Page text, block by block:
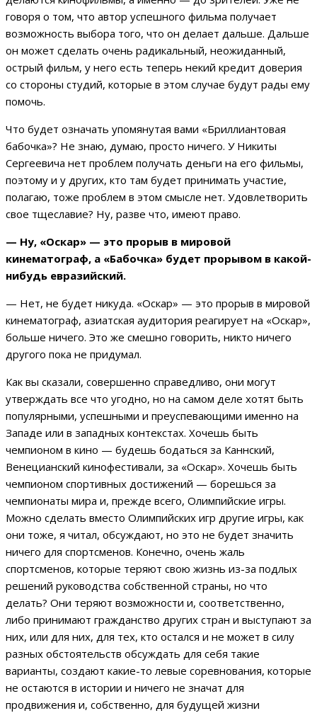
говоря о том, что автор успешного фильма получает
возможность выбора того, что он делает дальше. Дальше
он может сделать очень радикальный, неожиданный,
острый фильм, у него есть теперь некий кредит доверия
со стороны студий, которые в этом случае будут рады ему
помочь.
Что будет означать упомянутая вами «Бриллиантовая
бабочка»? Не знаю, думаю, просто ничего. У Никиты
Сергеевича нет проблем получать деньги на его фильмы,
поэтому и у других, кто там будет принимать участие,
полагаю, тоже проблем в этом смысле нет. Удовлетворить
свое тщеславие? Ну, разве что, имеют право.
— Ну, «Оскар» — это прорыв в мировой
кинематограф, а «Бабочка» будет прорывом в какой-
нибудь евразийский.
— Нет, не будет никуда. «Оскар» — это прорыв в мировой
кинематограф, азиатская аудитория реагирует на «Оскар»,
больше ничего. Это же смешно говорить, никто ничего
другого пока не придумал.
Как вы сказали, совершенно справедливо, они могут
утверждать все что угодно, но на самом деле хотят быть
популярными, успешными и преуспевающими именно на
Западе или в западных контекстах. Хочешь быть
чемпионом в кино — будешь бодаться за Каннский,
Венецианский кинофестивали, за «Оскар». Хочешь быть
чемпионом спортивных достижений — борешься за
чемпионаты мира и, прежде всего, Олимпийские игры.
Можно сделать вместо Олимпийских игр другие игры, как
они тоже, я читал, обсуждают, но это не будет значить
ничего для спортсменов. Конечно, очень жаль
спортсменов, которые теряют свою жизнь из-за подлых
решений руководства собственной страны, но что
делать? Они теряют возможности и, соответственно,
либо принимают гражданство других стран и выступают за
них, или для них, для тех, кто остался и не может в силу
разных обстоятельств обсуждать для себя такие
варианты, создают какие-то левые соревнования, которые
не остаются в истории и ничего не значат для
продвижения и, собственно, для будущей жизни